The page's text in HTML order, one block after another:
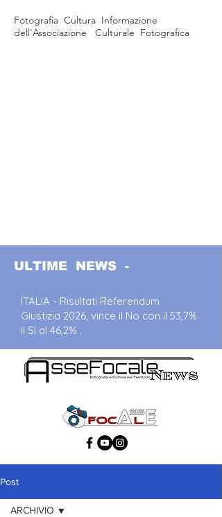
Fotografia Cultura Informazione
dell'Associazione Culturale Fotografica
ULTIME NEWS -
ITALIA - Risultati Referendum
Giustizia 2026, vince il No con il 53,7%
il SI al 46,2% .
Post
ARCHIVIO